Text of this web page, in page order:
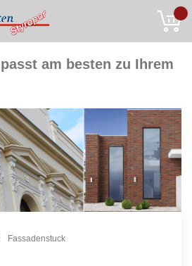
am besten zu Ihrem
Fassadenstuck